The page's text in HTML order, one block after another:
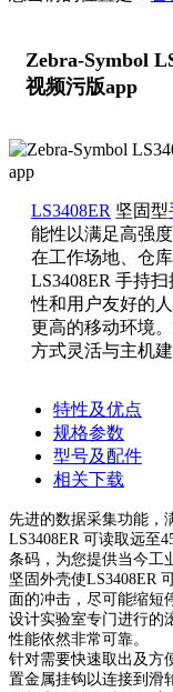
Zebra-Symbol
视频污版app
LS3408ER 坚固型
能性以满足高强度扫
在工作场地、仓库
LS3408ER 手持扫
性和用户友好的人
更高的移动环境
方式灵活与主机建
特性及优点
规格参数
型号及配件
相关下载
先进的数据采集功能
LS3408ER 可读取远至
条码，为您提供当今
坚固外壳使LS3408ER
面的冲击，尽可能缩短
设计实验室专门进行的滚
性能依然非常可靠。
针对需要快速取出及方
置金属挂钩以连接到滑轮